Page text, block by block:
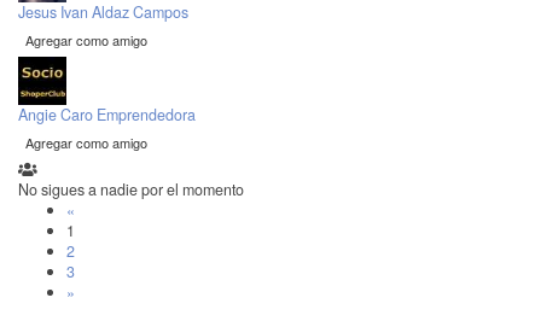
Jesus Ivan Aldaz Campos
Agregar como amigo
Angie Caro Emprendedora
Agregar como amigo
No sigues a nadie por el momento
«
1
2
3
»